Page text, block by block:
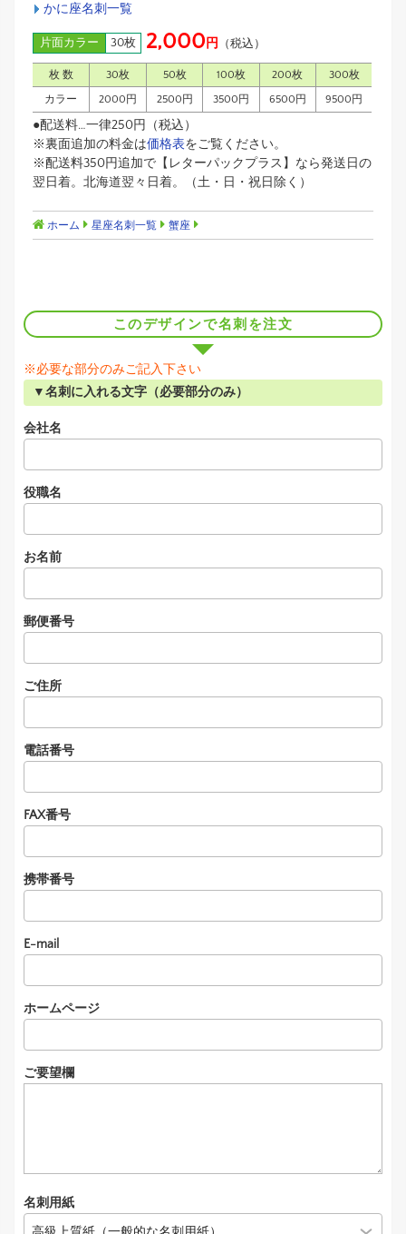
かに座名刺一覧
片面カラー 30枚 2,000円 （税込）
枚 数 30枚 50枚 100枚 200枚 300枚
カラー 2000円 2500円 3500円 6500円 9500円
●配送料…一律250円（税込）
※裏面追加の料金は価格表をご覧ください。
※配送料350円追加で【レターパックプラス】なら発送日の
翌日着。北海道翌々日着。（土・日・祝日除く）
ホーム 星座名刺一覧 蟹座
このデザインで名刺を注文
※必要な部分のみご記入下さい
▼名刺に入れる文字（必要部分のみ）
会社名
役職名
お名前
郵便番号
ご住所
電話番号
FAX番号
携帯番号
E-mail
ホームページ
ご要望欄
名刺用紙